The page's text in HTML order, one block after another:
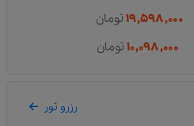
۱۹,۵۹۸,۰۰۰ تومان
۱۰,۰۹۸,۰۰۰ تومان
رزرو تور